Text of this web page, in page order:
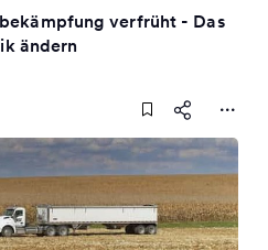
verfrüht - Das
ändern